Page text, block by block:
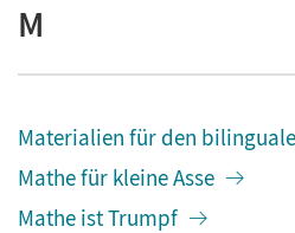
M
Materialien für den
Mathe für kleine Asse
Mathe ist Trumpf